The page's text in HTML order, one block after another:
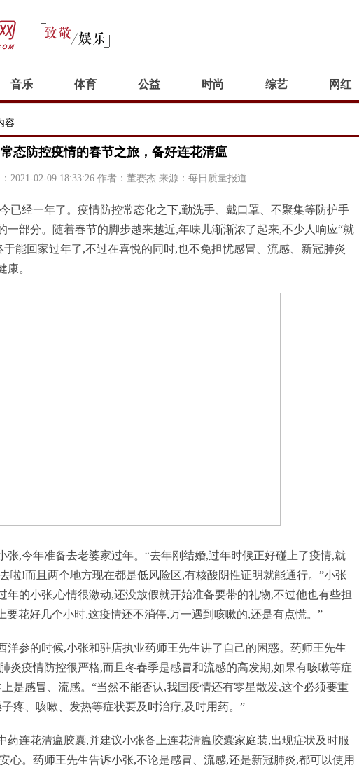
音乐 体育 公益 时尚 综艺 网红
容
常态防控疫情的春节之旅，备好连花清瘟
2021-02-09 18:33:26 作者：董赛杰 来源：每日质量报道
已经一年了。疫情防控常态化之下,勤洗手、戴口罩、不聚集等防护手
一部分。随着春节的脚步越来越近,年味儿渐渐浓了起来,不少人响应“就
于能回家过年了,不过在喜悦的同时,也不免担忧感冒、流感、新冠肺炎
康。
张,今年准备去老婆家过年。“去年刚结婚,过年时候正好碰上了疫情,就
啦!而且两个地方现在都是低风险区,有核酸阴性证明就能通行。”小张
年的小张,心情很激动,还没放假就开始准备要带的礼物,不过他也有些担
要花好几个小时,这疫情还不消停,万一遇到咳嗽的,还是有点慌。”
洋参的时候,小张和驻店执业药师王先生讲了自己的困惑。药师王先生
炎疫情防控很严格,而且冬春季是感冒和流感的高发期,如果有咳嗽等症
是感冒、流感。“当然不能否认,我国疫情还有零星散发,这个必须要重
疼、咳嗽、发热等症状要及时治疗,及时用药。”
药连花清瘟胶囊,并建议小张备上连花清瘟胶囊家庭装,出现症状及时服
心。药师王先生告诉小张,不论是感冒、流感,还是新冠肺炎,都可以使用